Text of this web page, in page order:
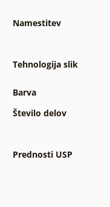
Namestitev
Tehnologija slik
Barva
Število delov
Prednosti USP